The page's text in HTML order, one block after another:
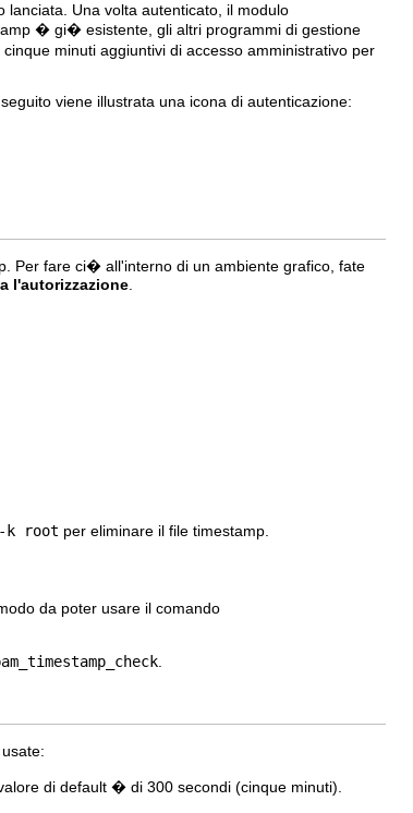
lanciata. Una volta autenticato, il modulo
� gi� esistente, gli altri programmi di gestione
minuti aggiuntivi di accesso amministrativo per
viene illustrata una icona di autenticazione:
Per fare ci� all'interno di un ambiente grafico, fate
l'autorizzazione
-k root per eliminare il file timestamp.
modo da poter usare il comando
di default � di 300 secondi (cinque minuti).